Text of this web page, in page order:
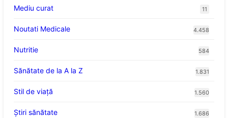
Mediu curat 11
Noutati Medicale 4.458
Nutritie 584
Sănătate de la A la Z 1.831
Stil de viaţă 1.560
Ştiri sănătate 1.686